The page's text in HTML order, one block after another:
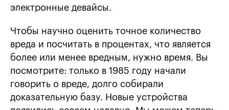
электронные девайсы.
Чтобы научно оценить точное количество
вреда и посчитать в процентах, что является
более или менее вредным, нужно время. Вы
посмотрите: только в 1985 году начали
говорить о вреде, долго собирали
доказательную базу. Новые устройства